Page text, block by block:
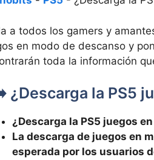
a todos los gamers y
en modo de descanso y
toda la información
¿Descarga la PS5
¿Descarga la PS5 juegos
La descarga de juegos en
esperada por los usuarios